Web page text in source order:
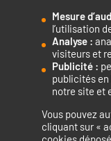
Mesure
l’utilisation
Analyse :
visiteurs et
Publicité :
publicités en
notre site et
Vous pouvez
cliquant sur «
Accélérateur de
La certification